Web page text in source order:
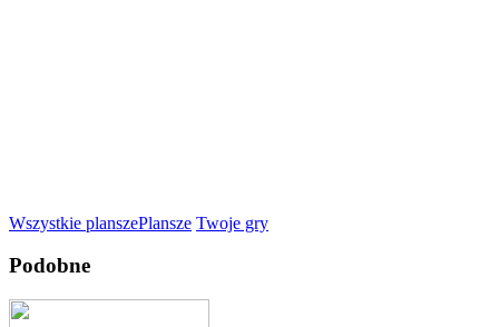
Wszystkie planszePlansze Twoje gry
Podobne